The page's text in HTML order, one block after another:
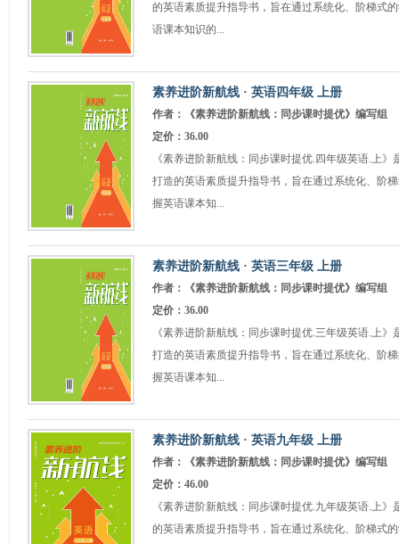
的英语素质提升指导书，旨在通过系统化、阶梯式
语课本知识的...
素养进阶新航线 · 英语四年级 上册
作者：《素养进阶新航线：同步课时提优》编写组
定价：36.00
《素养进阶新航线：同步课时提优.四年级英语.上
打造的英语素质提升指导书，旨在通过系统化、阶
握英语课本知...
素养进阶新航线 · 英语三年级 上册
作者：《素养进阶新航线：同步课时提优》编写组
定价：36.00
《素养进阶新航线：同步课时提优.三年级英语.上
打造的英语素质提升指导书，旨在通过系统化、阶
握英语课本知...
素养进阶新航线 · 英语九年级 上册
作者：《素养进阶新航线：同步课时提优》编写组
定价：46.00
《素养进阶新航线：同步课时提优.九年级英语.上
的英语素质提升指导书，旨在通过系统化、阶梯式